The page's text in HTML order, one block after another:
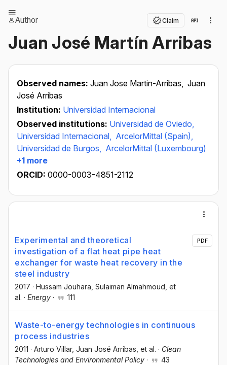
Author Claim
Juan José Martín Arribas
Observed names: Juan Jose Martin-Arribas, Juan
José Arribas
Institution: Universidad Internacional
Observed institutions: Universidad de Oviedo,
Universidad Internacional, ArcelorMittal (Spain),
Universidad de Burgos, ArcelorMittal (Luxembourg)
+1 more
ORCID: 0000-0003-4851-2112
Experimental and theoretical
investigation of a flat heat pipe heat
exchanger for waste heat recovery in the
steel industry
2017 · Hussam Jouhara , Sulaiman Almahmoud , et
al. · Energy · 111
PDF
Waste-to-energy technologies in continuous
process industries
2011 · Arturo Villar, Juan José Arribas , et al. · Clean
Technologies and Environmental Policy · 43